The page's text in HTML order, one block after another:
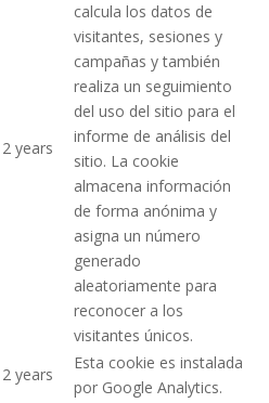
2 years
calcula los datos de
visitantes, sesiones y
campañas y también
realiza un seguimiento
del uso del sitio para el
informe de análisis del
sitio. La cookie
almacena información
de forma anónima y
asigna un número
generado
aleatoriamente para
reconocer a los
visitantes únicos.
2 years
Esta cookie es instalada
por Google Analytics.